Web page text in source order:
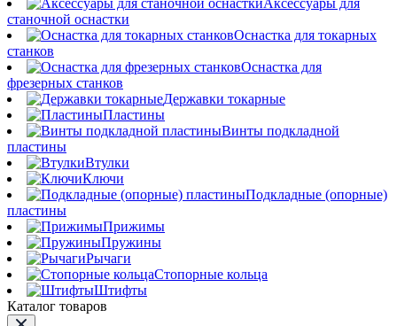
Аксессуары для
станочной оснастки
Оснастка для токарных
станков
Оснастка для
фрезерных станков
Державки токарные
Пластины
Винты подкладной
пластины
Втулки
Ключи
Подкладные (опорные)
пластины
Прижимы
Пружины
Рычаги
Стопорные кольца
Штифты
Каталог товаров